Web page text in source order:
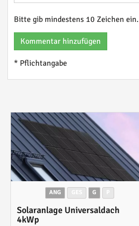
Bitte gib mindestens 10 Zeichen ein.
Kommentar hinzufügen
* Pflichtangabe
ANG G
Solaranlage Universaldach
4kWp